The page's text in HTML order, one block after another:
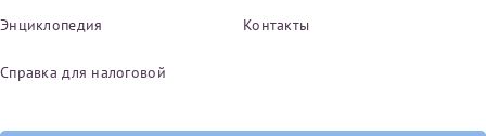
Энциклопедия Контакты
Справка для налоговой